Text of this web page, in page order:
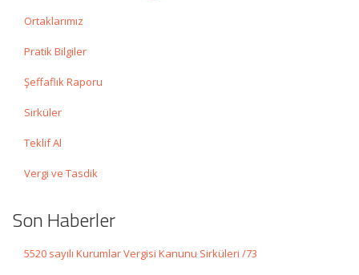
Ortaklarımız
Pratik Bilgiler
Şeffaflık Raporu
Sirküler
Teklif Al
Vergi ve Tasdik
Son Haberler
5520 sayılı Kurumlar Vergisi Kanunu Sirküleri /73